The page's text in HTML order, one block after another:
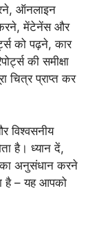
ऑनलाइन
करने, मेंटेनेंस और
को पढ़ने, कार
की समीक्षा
प्राप्त कर
विश्वसनीय
है। ध्यान दें,
अनुसंधान करने
है – यह आपको